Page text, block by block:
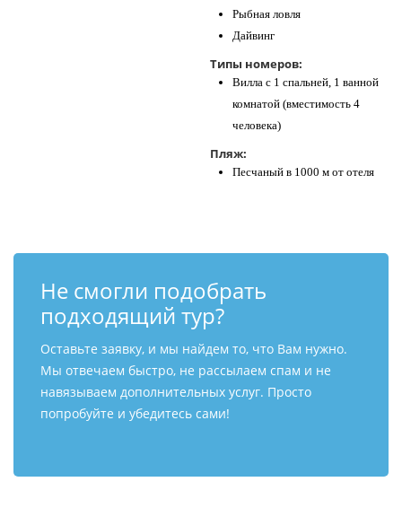
Рыбная ловля
Дайвинг
Типы номеров:
Вилла с 1 спальней, 1 ванной
комнатой (вместимость 4
человека)
Пляж:
Песчаный в 1000 м от отеля
Не смогли подобрать
подходящий тур?
Оставьте заявку, и мы найдем то, что Вам нужно.
Мы отвечаем быстро, не рассылаем спам и не
навязываем дополнительных услуг. Просто
попробуйте и убедитесь сами!